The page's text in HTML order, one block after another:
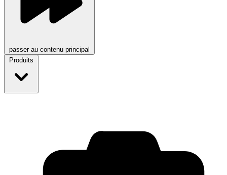
passer au contenu principal
Produits